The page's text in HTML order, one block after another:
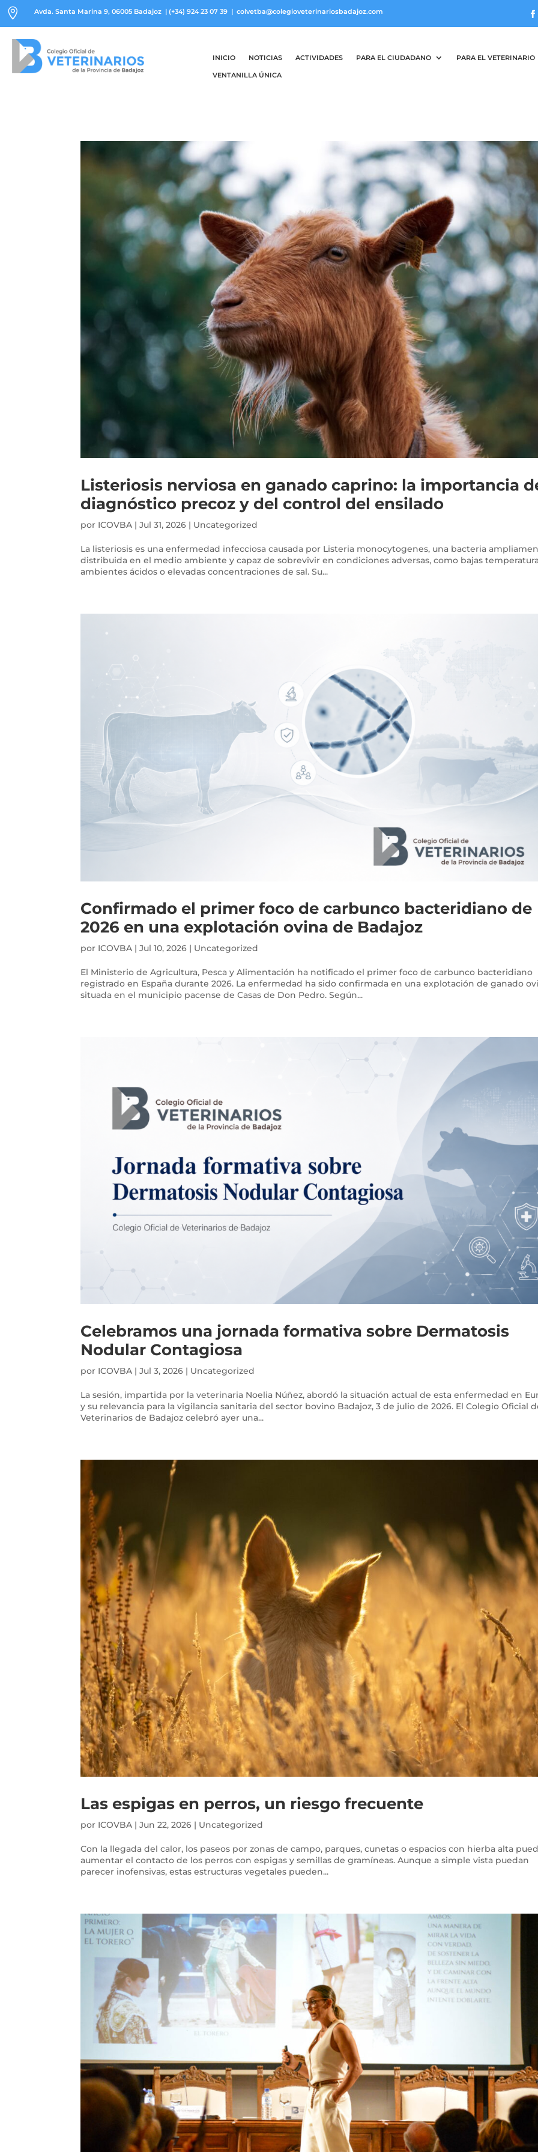
 Avda. Santa Marina 9, 06005 Badajoz | (+34) 924 23 07 39 | colvetba@colegioveterinariosbadajoz.com
INICIO NOTICIAS ACTIVIDADES PARA EL CIUDADANO PARA EL VETERINARIO
VENTANILLA ÚNICA
Listeriosis nerviosa en ganado caprino: la importancia
diagnóstico precoz y del control del ensilado
por ICOVBA |Jul 31, 2026 | Uncategorized
La listeriosis es una enfermedad infecciosa causada por Listeria monocytogenes, una bacteria
distribuida en el medio ambiente y capaz de sobrevivir en condiciones adversas, como bajas
ambientes ácidos o elevadas concentraciones de sal. Su...
Confirmado el primer foco de carbunco bacteridiano de
2026 en una explotación ovina de Badajoz
por ICOVBA |Jul 10, 2026 | Uncategorized
El Ministerio de Agricultura, Pesca y Alimentación ha notificado el primer foco de carbunco bacteridiano
registrado en España durante 2026. La enfermedad ha sido confirmada en una explotación de ganado
situada en el municipio pacense de Casas de Don Pedro. Según...
Celebramos una jornada formativa sobre Dermatosis
Nodular Contagiosa
por ICOVBA |Jul 3, 2026 | Uncategorized
La sesión, impartida por la veterinaria Noelia Núñez, abordó la situación actual de esta enfermedad en
y su relevancia para la vigilancia sanitaria del sector bovino Badajoz, 3 de julio de 2026. El Colegio Oficial
Veterinarios de Badajoz celebró ayer una...
Las espigas en perros, un riesgo frecuente
por ICOVBA |Jun 22, 2026 | Uncategorized
Con la llegada del calor, los paseos por zonas de campo, parques, cunetas o espacios con hierba alta
aumentar el contacto de los perros con espigas y semillas de gramíneas. Aunque a simple vista puedan
parecer inofensivas, estas estructuras vegetales pueden...